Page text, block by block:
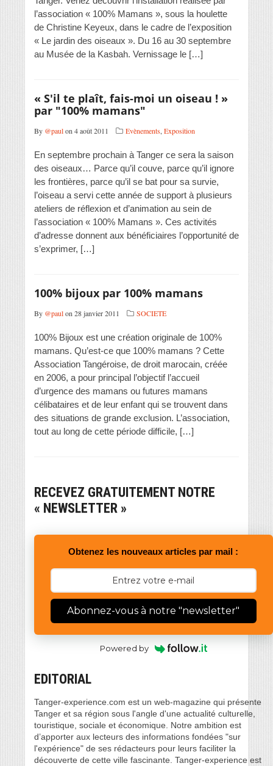
l’association « 100% Mamans », sous la houlette
de Christine Keyeux, dans le cadre de l’exposition
« Le jardin des oiseaux ». Du 16 au 30 septembre
au Musée de la Kasbah. Vernissage le […]
« S'il te plaît, fais-moi un oiseau ! »
par "100% mamans"
By @paulon 4 août 2011 Evènements, Exposition
En septembre prochain à Tanger ce sera la saison
des oiseaux… Parce qu’il couve, parce qu’il ignore
les frontières, parce qu’il se bat pour sa survie,
l’oiseau a servi cette année de support à plusieurs
ateliers de réflexion et d’animation au sein de
l’association « 100% Mamans ». Ces activités
d’adresse donnent aux bénéficiaires l’opportunité de
s’exprimer, […]
100% bijoux par 100% mamans
By @paulon 28 janvier 2011 SOCIETE
100% Bijoux est une création originale de 100%
mamans. Qu’est-ce que 100% mamans ? Cette
Association Tangéroise, de droit marocain, créée
en 2006, a pour principal l’objectif l’accueil
d’urgence des mamans ou futures mamans
célibataires et de leur enfant qui se trouvent dans
des situations de grande exclusion. L’association,
tout au long de cette période difficile, […]
RECEVEZ GRATUITEMENT NOTRE
« NEWSLETTER »
Obtenez les nouveaux articles par mail :
Abonnez-vous à notre "newsletter"
Powered by
EDITORIAL
Tanger-experience.com est un web-magazine qui présente
Tanger et sa région sous l'angle d'une actualité culturelle,
touristique, sociale et économique. Notre ambition est
d’apporter aux lecteurs des informations fondées "sur
l'expérience" de ses rédacteurs pour leurs faciliter la
découverte de cette ville fascinante. Tanger-experience est